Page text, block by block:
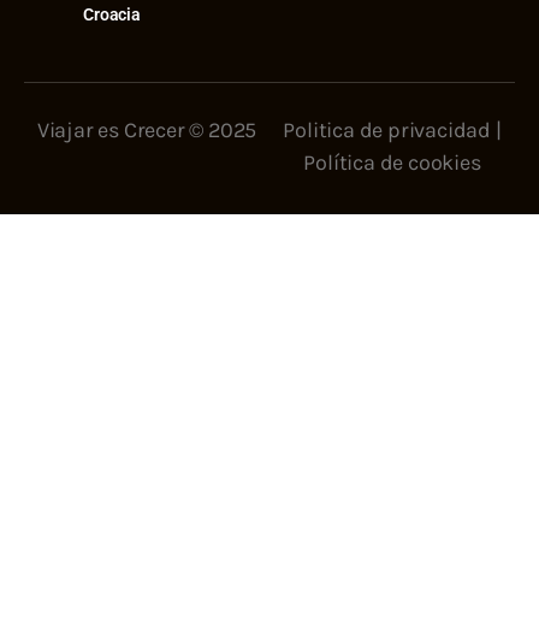
Croacia
Viajar es Crecer © 2025 Politica de privacidad |
Política de cookies